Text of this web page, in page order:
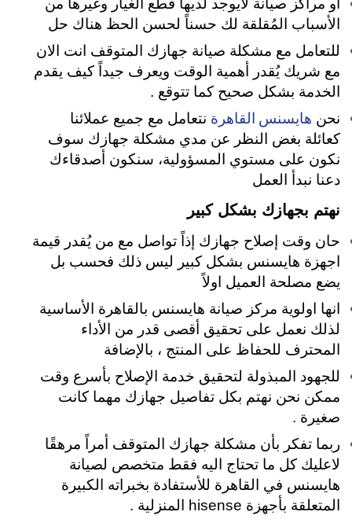
او مراكز صيانة لايوجد لديها قطع الغيار وغيرها من
الأسباب المُقلقة لك حسناً لحسن الحظ هناك حل
للتعامل مع مشكلة صيانة جهازك المتوقف انت الان
مع شريك يُقدر أهمية الوقت ويعرف جيداً كيف يقدم
الخدمة بشكل صحيح كما تتوقع .
نحن هايسنس القاهرة نتعامل مع جميع عملائنا
كعائلة بغض النظر عن مدي مشكلة جهازك سوف
نكون على مستوي المسؤولية، سنكون أصدقاءك
دعنا نبدأ العمل
نهتم بجهازك بشكل كبير
حان وقت إصلاح جهازك إذاً تواصل مع من يُقدر قيمة
اجهزة هايسنس بشكل كبير ليس ذلك فحسب بل
يضع مصلحة العميل اولاً
انها اولوية مركز صيانة هايسنس بالقاهرة الأساسية
لذلك نعمل على تحقيق أقصى قدر من الأداء
المحترف للحفاظ على المنتج ، بالإضافة
للجهود المبذولة لتحقيق خدمة الإصلاح بأسرع وقت
ممكن نحن نهتم بكل تفاصيل جهازك مهما كانت
صغيرة .
ربما تفكر بأن مشكلة جهازك المتوقف أمراً مرهقًا
لاعليك كل ما تحتاج اليه فقط متخصص لصيانة
هايسنس في القاهرة للأستفادة بخبراته الكبيرة
المتعلقة بأجهزة hisense المنزلية .